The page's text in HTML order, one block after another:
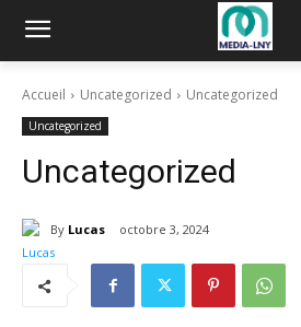
Accueil Uncategorized Uncategorized
Uncategorized
Uncategorized
By Lucas octobre 3, 2024